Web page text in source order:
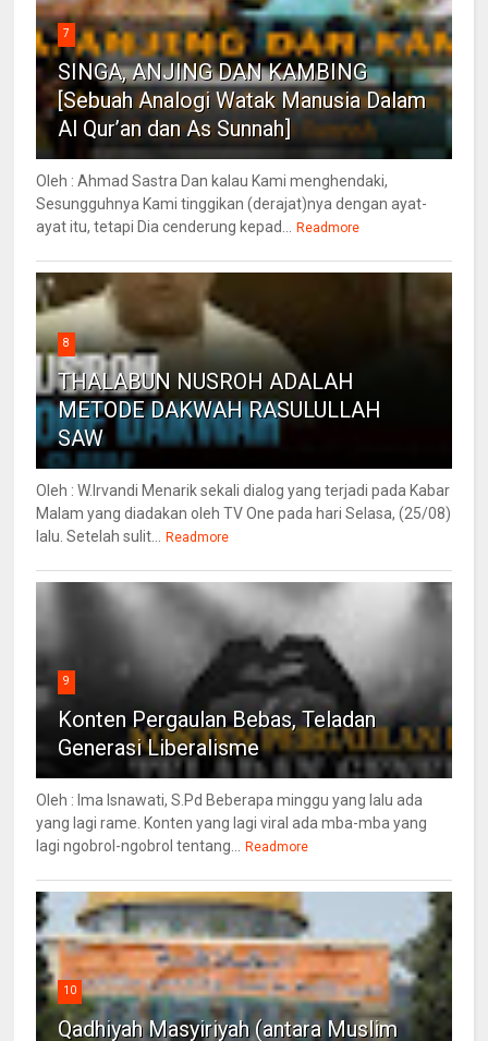
7
SINGA, ANJING DAN KAMBING
[Sebuah Analogi Watak Manusia Dalam
Al Qur’an dan As Sunnah]
Oleh : Ahmad Sastra Dan kalau Kami menghendaki,
Sesungguhnya Kami tinggikan (derajat)nya dengan ayat-
ayat itu, tetapi Dia cenderung kepad... Readmore
8
THALABUN NUSROH ADALAH
METODE DAKWAH RASULULLAH
SAW
Oleh : W.Irvandi Menarik sekali dialog yang terjadi pada Kabar
Malam yang diadakan oleh TV One pada hari Selasa, (25/08)
lalu. Setelah sulit... Readmore
9
Konten Pergaulan Bebas, Teladan
Generasi Liberalisme
Oleh : Ima Isnawati, S.Pd Beberapa minggu yang lalu ada
yang lagi rame. Konten yang lagi viral ada mba-mba yang
lagi ngobrol-ngobrol tentang... Readmore
10
Qadhiyah Masyiriyah (antara Muslim